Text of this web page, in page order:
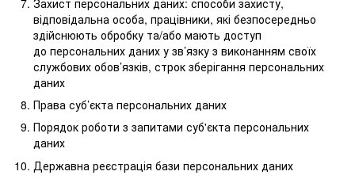
відповідальна особа, працівники, які безпосередньо
здійснюють обробку та/або мають доступ
до персональних даних у зв’язку з виконанням своїх
службових обов’язків, строк зберігання персональних
даних
Права суб’єкта персональних даних
Порядок роботи з запитами суб'єкта персональних
даних
Державна реєстрація бази персональних даних